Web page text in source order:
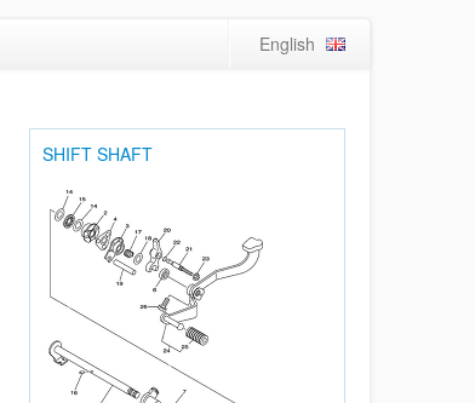
English
SHIFT SHAFT